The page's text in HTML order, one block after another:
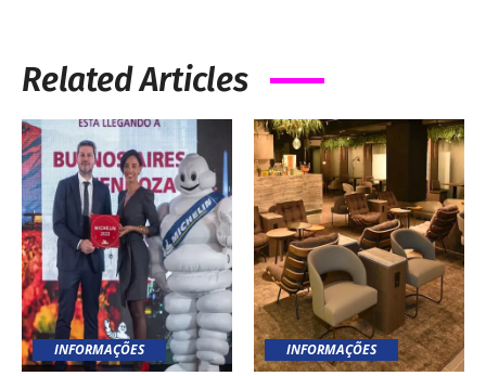
Related Articles
INFORMAÇÕES INFORMAÇÕES